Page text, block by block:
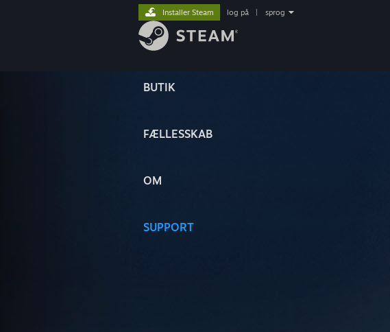
BUTIK
FÆLLESSKAB
OM
SUPPORT
Installer Steam log på sprog